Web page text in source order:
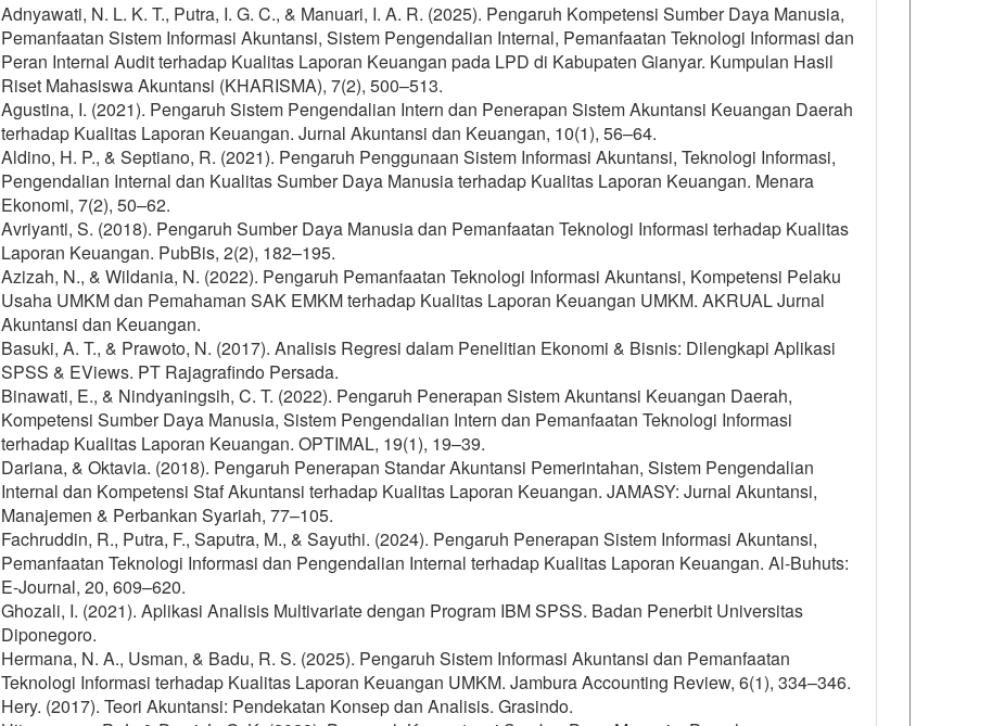
Adnyawati, N. L. K. T., Putra, I. G. C., & Manuari, I. A. R. (2025). Pengaruh Kompetensi Sumber Daya Manusia,
Pemanfaatan Sistem Informasi Akuntansi, Sistem Pengendalian Internal, Pemanfaatan Teknologi Informasi dan
Peran Internal Audit terhadap Kualitas Laporan Keuangan pada LPD di Kabupaten Gianyar. Kumpulan Hasil
Riset Mahasiswa Akuntansi (KHARISMA), 7(2), 500–513.
Agustina, I. (2021). Pengaruh Sistem Pengendalian Intern dan Penerapan Sistem Akuntansi Keuangan Daerah
terhadap Kualitas Laporan Keuangan. Jurnal Akuntansi dan Keuangan, 10(1), 56–64.
Aldino, H. P., & Septiano, R. (2021). Pengaruh Penggunaan Sistem Informasi Akuntansi, Teknologi Informasi,
Pengendalian Internal dan Kualitas Sumber Daya Manusia terhadap Kualitas Laporan Keuangan. Menara
Ekonomi, 7(2), 50–62.
Avriyanti, S. (2018). Pengaruh Sumber Daya Manusia dan Pemanfaatan Teknologi Informasi terhadap Kualitas
Laporan Keuangan. PubBis, 2(2), 182–195.
Azizah, N., & Wildania, N. (2022). Pengaruh Pemanfaatan Teknologi Informasi Akuntansi, Kompetensi Pelaku
Usaha UMKM dan Pemahaman SAK EMKM terhadap Kualitas Laporan Keuangan UMKM. AKRUAL Jurnal
Akuntansi dan Keuangan.
Basuki, A. T., & Prawoto, N. (2017). Analisis Regresi dalam Penelitian Ekonomi & Bisnis: Dilengkapi Aplikasi
SPSS & EViews. PT Rajagrafindo Persada.
Binawati, E., & Nindyaningsih, C. T. (2022). Pengaruh Penerapan Sistem Akuntansi Keuangan Daerah,
Kompetensi Sumber Daya Manusia, Sistem Pengendalian Intern dan Pemanfaatan Teknologi Informasi
terhadap Kualitas Laporan Keuangan. OPTIMAL, 19(1), 19–39.
Dariana, & Oktavia. (2018). Pengaruh Penerapan Standar Akuntansi Pemerintahan, Sistem Pengendalian
Internal dan Kompetensi Staf Akuntansi terhadap Kualitas Laporan Keuangan. JAMASY: Jurnal Akuntansi,
Manajemen & Perbankan Syariah, 77–105.
Fachruddin, R., Putra, F., Saputra, M., & Sayuthi. (2024). Pengaruh Penerapan Sistem Informasi Akuntansi,
Pemanfaatan Teknologi Informasi dan Pengendalian Internal terhadap Kualitas Laporan Keuangan. Al-Buhuts:
E-Journal, 20, 609–620.
Ghozali, I. (2021). Aplikasi Analisis Multivariate dengan Program IBM SPSS. Badan Penerbit Universitas
Diponegoro.
Hermana, N. A., Usman, & Badu, R. S. (2025). Pengaruh Sistem Informasi Akuntansi dan Pemanfaatan
Teknologi Informasi terhadap Kualitas Laporan Keuangan UMKM. Jambura Accounting Review, 6(1), 334–346.
Hery. (2017). Teori Akuntansi: Pendekatan Konsep dan Analisis. Grasindo.